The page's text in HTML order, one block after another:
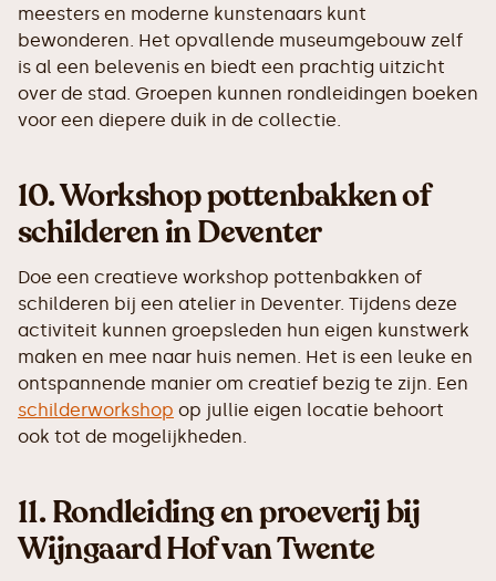
meesters en moderne kunstenaars kunt
bewonderen. Het opvallende museumgebouw zelf
is al een belevenis en biedt een prachtig uitzicht
over de stad. Groepen kunnen rondleidingen boeken
voor een diepere duik in de collectie.
10.Workshop pottenbakken of
schilderen in Deventer
Doe een creatieve workshop pottenbakken of
schilderen bij een atelier in Deventer. Tijdens deze
activiteit kunnen groepsleden hun eigen kunstwerk
maken en mee naar huis nemen. Het is een leuke en
ontspannende manier om creatief bezig te zijn. Een
schilderworkshop op jullie eigen locatie behoort
ook tot de mogelijkheden.
11.Rondleiding en proeverij bij
Wijngaard Hof van Twente